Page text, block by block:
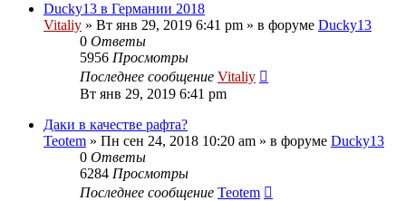
Ducky13 в Германии 2018
Vitaliy » Вт янв 29, 2019 6:41 pm » в форуме Ducky13
0 Ответы
5956 Просмотры
Последнее сообщение Vitaliy
Вт янв 29, 2019 6:41 pm
Даки в качестве рафта?
Teotem » Пн сен 24, 2018 10:20 am » в форуме Ducky13
0 Ответы
6284 Просмотры
Последнее сообщение Teotem